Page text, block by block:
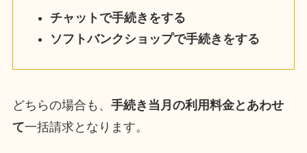
チャットで手続きをする
ソフトバンクショップで手続きをする
どちらの場合も、 手続き当月の利用料金とあわせ
て一括請求となります。